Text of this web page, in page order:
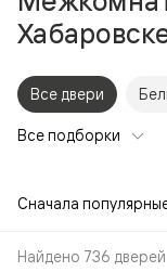
Все двери
Все подборки
Сначала
Найдено 736 дверей